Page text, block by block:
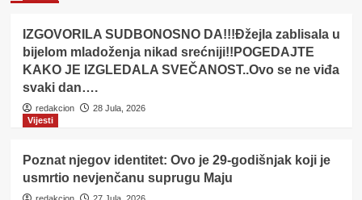
IZGOVORILA SUDBONOSNO DA!!!Đžejla zablisala u
bijelom mladoženja nikad srećniji!!POGEDAJTE
KAKO JE IZGLEDALA SVEČANOST..Ovo se ne viđa
svaki dan….
redakcion
28 Jula, 2026
Vijesti
Poznat njegov identitet: Ovo je 29-godišnjak koji je
usmrtio nevjenčanu suprugu Maju